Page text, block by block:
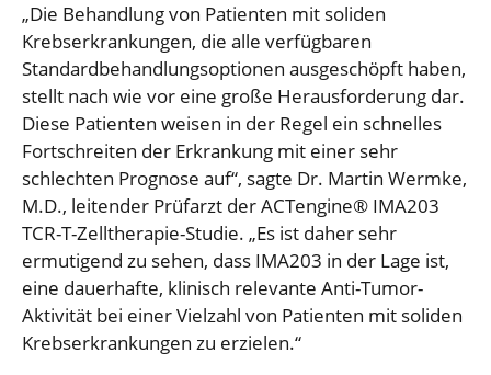
„Die Behandlung von Patienten mit soliden
Krebserkrankungen, die alle verfügbaren
Standardbehandlungsoptionen ausgeschöpft haben,
stellt nach wie vor eine große Herausforderung dar.
Diese Patienten weisen in der Regel ein schnelles
Fortschreiten der Erkrankung mit einer sehr
schlechten Prognose auf“, sagte Dr. Martin Wermke,
M.D., leitender Prüfarzt der ACTengine® IMA203
TCR-T-Zelltherapie-Studie. „Es ist daher sehr
ermutigend zu sehen, dass IMA203 in der Lage ist,
eine dauerhafte, klinisch relevante Anti-Tumor-
Aktivität bei einer Vielzahl von Patienten mit soliden
Krebserkrankungen zu erzielen.“